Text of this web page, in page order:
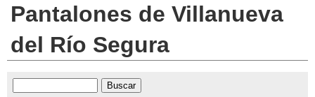
Pantalones de Villanueva
del Río Segura